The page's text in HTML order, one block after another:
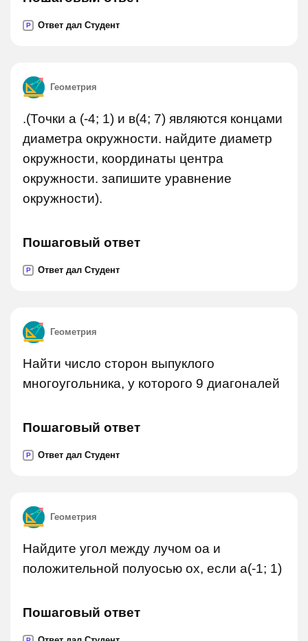
P Ответ дал Студент
Геометрия
.(Точки а (-4; 1) и в(4; 7) являются концами
диаметра окружности. найдите диаметр
окружности, координаты центра
окружности. запишите уравнение
окружности).
Пошаговый ответ
P Ответ дал Студент
Геометрия
Найти число сторон выпуклого
многоугольника, у которого 9 диагоналей
Пошаговый ответ
P Ответ дал Студент
Геометрия
Найдите угол между лучом оа и
положительной полуосью ох, если а(-1; 1)
Пошаговый ответ